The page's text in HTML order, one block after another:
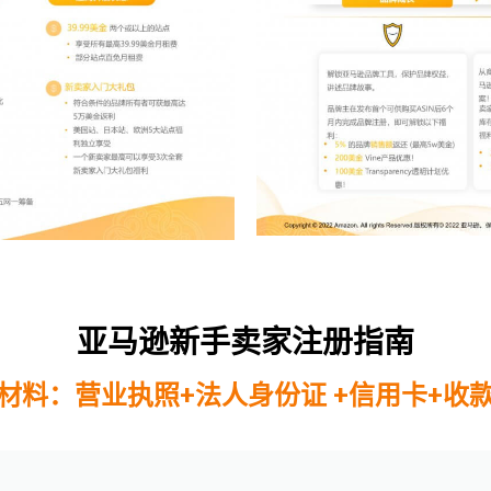
亚马逊新手卖家注册指南
料：营业执照+法人身份证 +信用卡+收